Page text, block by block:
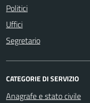
Politici
Uffici
Segretario
CATEGORIE DI SERVIZIO
Anagrafe e stato civile